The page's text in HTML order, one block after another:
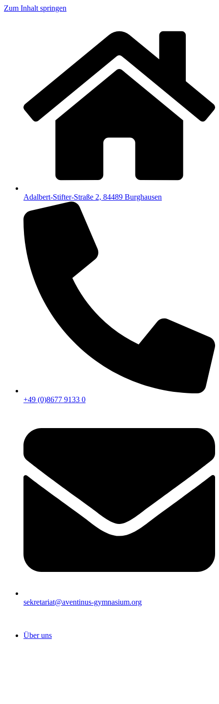
Zum Inhalt springen
Adalbert-Stifter-Straße 2, 84489 Burghausen
+49 (0)8677 9133 0
sekretariat@aventinus-gymnasium.org
Über uns